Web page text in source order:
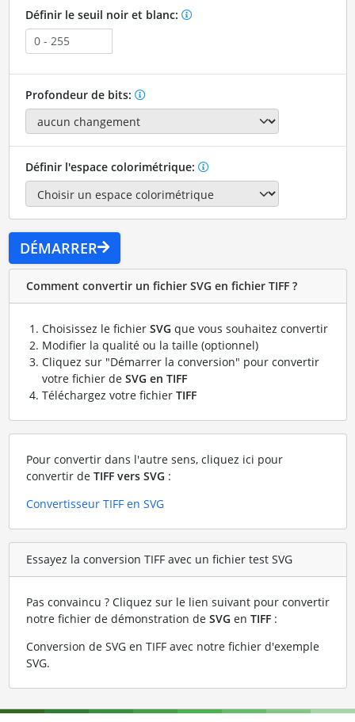
Définir le seuil noir et blanc:
Profondeur de bits:
Définir l'espace colorimétrique:
DÉMARRER
Comment convertir un fichier SVG en fichier TIFF ?
Choisissez le fichier SVG que vous souhaitez convertir
Modifier la qualité ou la taille (optionnel)
Cliquez sur "Démarrer la conversion" pour convertir
votre fichier de SVG en TIFF
Téléchargez votre fichier TIFF
Pour convertir dans l'autre sens, cliquez ici pour
convertir de TIFF vers SVG :
Convertisseur TIFF en SVG
Essayez la conversion TIFF avec un fichier test SVG
Pas convaincu ? Cliquez sur le lien suivant pour convertir
notre fichier de démonstration de SVG en TIFF:
Conversion de SVG en TIFF avec notre fichier d'exemple
SVG.